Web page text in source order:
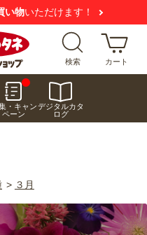
トにご注意ください
検索 カート
・キャン
ペーン
デジタルカタ
ログ
> ３月